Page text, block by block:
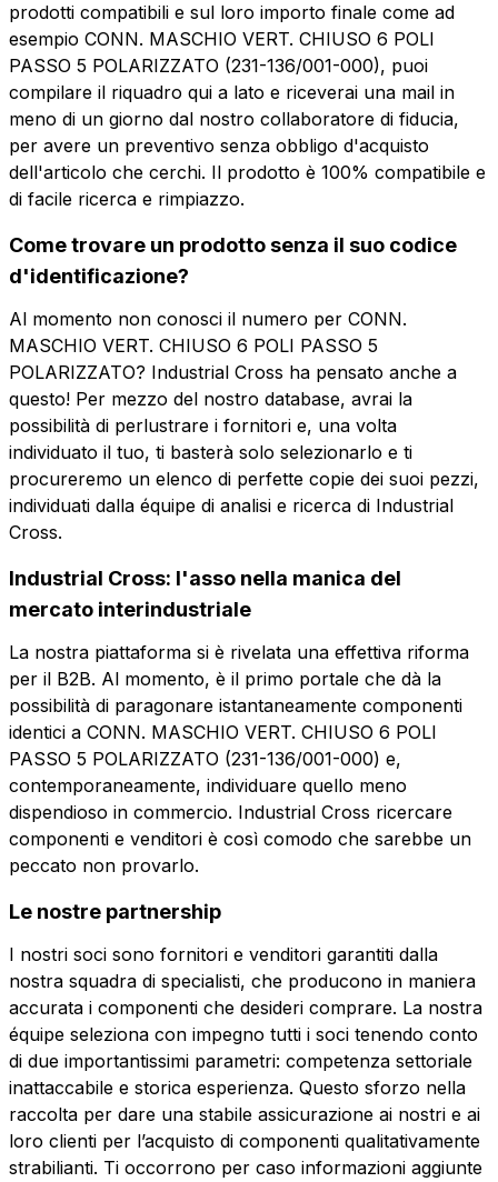
più informazioni?
Nome
Telefono
Email
Azienda
Ruolo
Note
Consenso obbligatorio
Consenso profilazione Consenso terze parti
Invia la richiesta
CMP106-5-CV
CONN. MASCHIO VERT. CHIUSO 6 POLI
PASSO 5 POLARIZZATO
Scheda tecnica
Nome Telefono
Email
Azienda Ruolo
Note
obbligatorio
promozioni
Consenso
profilazione
Consenso terze
parti
Invia la richiesta
prodotti compatibili e sul loro importo finale come ad
esempio CONN. MASCHIO VERT. CHIUSO 6 POLI
PASSO 5 POLARIZZATO (231-136/001-000), puoi
compilare il riquadro qui a lato e riceverai una mail in
meno di un giorno dal nostro collaboratore di fiducia,
per avere un preventivo senza obbligo d'acquisto
dell'articolo che cerchi. Il prodotto è 100% compatibile e
di facile ricerca e rimpiazzo.
Come trovare un prodotto senza il suo codice
d'identificazione?
Al momento non conosci il numero per CONN.
MASCHIO VERT. CHIUSO 6 POLI PASSO 5
POLARIZZATO? Industrial Cross ha pensato anche a
questo! Per mezzo del nostro database, avrai la
possibilità di perlustrare i fornitori e, una volta
individuato il tuo, ti basterà solo selezionarlo e ti
procureremo un elenco di perfette copie dei suoi pezzi,
individuati dalla équipe di analisi e ricerca di Industrial
Cross.
Industrial Cross: l'asso nella manica del
mercato interindustriale
La nostra piattaforma si è rivelata una effettiva riforma
per il B2B. Al momento, è il primo portale che dà la
possibilità di paragonare istantaneamente componenti
identici a CONN. MASCHIO VERT. CHIUSO 6 POLI
PASSO 5 POLARIZZATO (231-136/001-000) e,
contemporaneamente, individuare quello meno
dispendioso in commercio. Industrial Cross ricercare
componenti e venditori è così comodo che sarebbe un
peccato non provarlo.
Le nostre partnership
I nostri soci sono fornitori e venditori garantiti dalla
nostra squadra di specialisti, che producono in maniera
accurata i componenti che desideri comprare. La nostra
équipe seleziona con impegno tutti i soci tenendo conto
di due importantissimi parametri: competenza settoriale
inattaccabile e storica esperienza. Questo sforzo nella
raccolta per dare una stabile assicurazione ai nostri e ai
loro clienti per l’acquisto di componenti qualitativamente
strabilianti. Ti occorrono per caso informazioni aggiunte